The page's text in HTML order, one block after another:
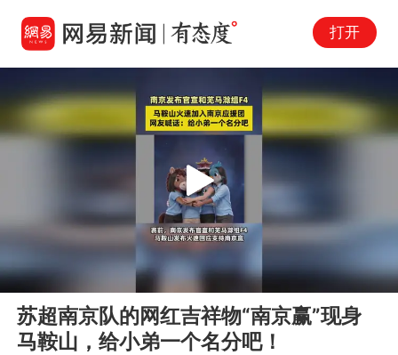
打开
00:00 00:40
Play
苏超南京队的网红吉祥物“南京赢”现身
马鞍山，给小弟一个名分吧！